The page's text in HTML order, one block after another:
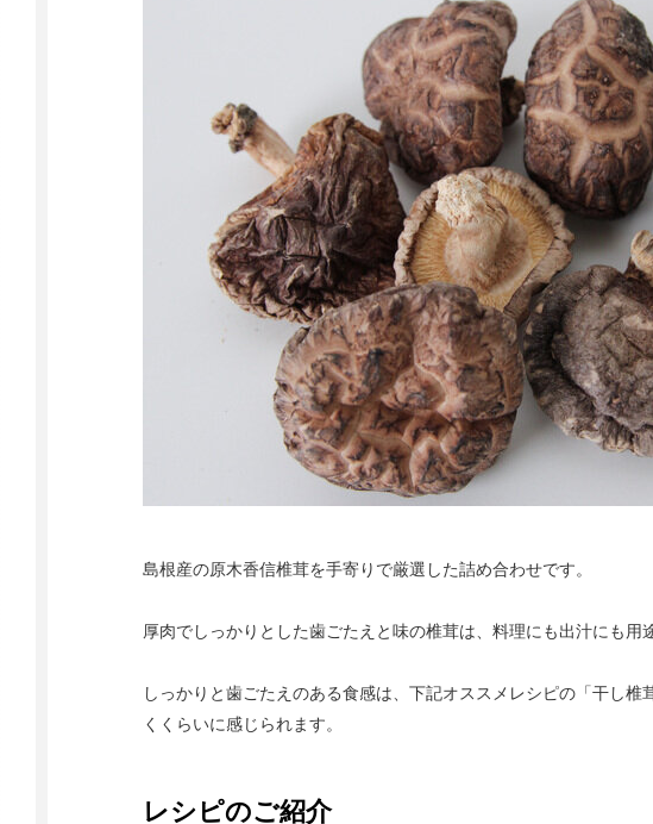
島根産の原木香信椎茸を手寄りで厳選した詰め合わせです。
厚肉でしっかりとした歯ごたえと味の椎茸は、料理にも出汁にも用
しっかりと歯ごたえのある食感は、下記オススメレシピの「干し椎
くくらいに感じられます。
レシピのご紹介